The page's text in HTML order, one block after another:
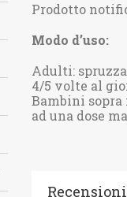
Prodotto
Modo d’uso:
Adulti:
4/5 volte al
Bambini
ad una dose